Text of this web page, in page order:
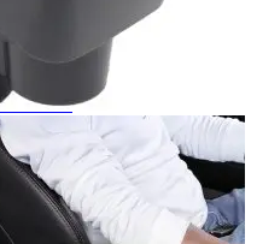
W204
W211
Sprinter
B5
B5 5
B6
B7
B8
CC